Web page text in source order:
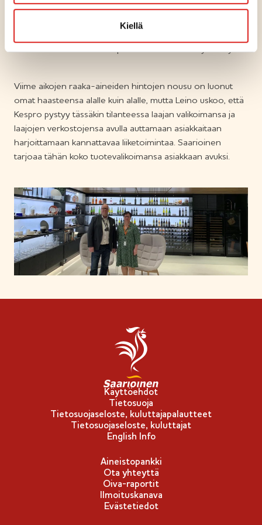
Kiellä
– Meidän puoleltamme täytyy sanoa, että arvostamme
Kespron ja Tuulan rohkeutta tehdä uutta. Olemme saaneet
Viime aikojen raaka-aineiden hintojen nousu on luonut
omat haasteensa alalle kuin alalle, mutta Leino uskoo, että
Kespro pystyy tässäkin tilanteessa laajan valikoimansa ja
laajojen verkostojensa avulla auttamaan asiakkaitaan
harjoittamaan kannattavaa liiketoimintaa. Saarioinen
tarjoaa tähän koko tuotevalikoimansa asiakkaan avuksi.
Käyttöehdot
Tietosuoja
Tietosuojaseloste, kuluttajapalautteet
Tietosuojaseloste, kuluttajat
English Info
Aineistopankki
Ota yhteyttä
Oiva-raportit
Ilmoituskanava
Evästetiedot